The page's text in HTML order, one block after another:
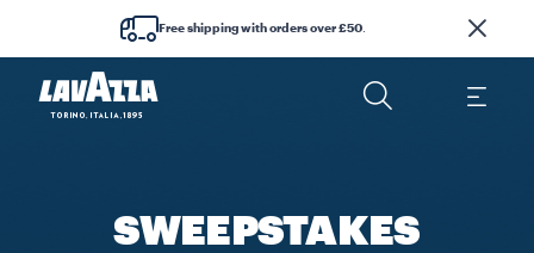
Free shipping with orders over £50.
SWEEPSTAKES